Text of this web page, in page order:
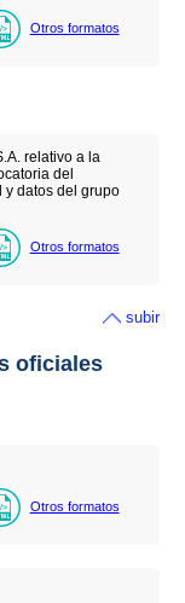
Otros formatos
relativo a la
del
y datos del grupo
Otros formatos
subir
oficiales
Otros formatos